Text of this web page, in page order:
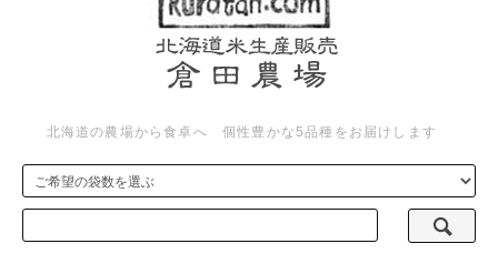
北海道の農場から食卓へ 個性豊かな5品種をお届けします